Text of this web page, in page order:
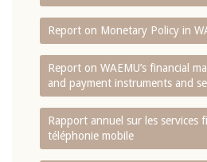
Report on Monetary Policy in
Report on WAEMU’s financial
and payment instruments and
Rapport annuel sur les services
téléphonie mobile